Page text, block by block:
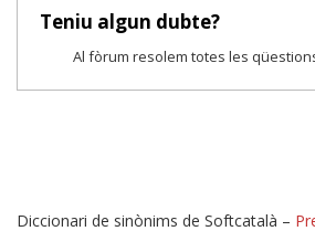
Teniu algun dubte?
Al fòrum resolem totes les
Diccionari de sinònims de Softcatalà –